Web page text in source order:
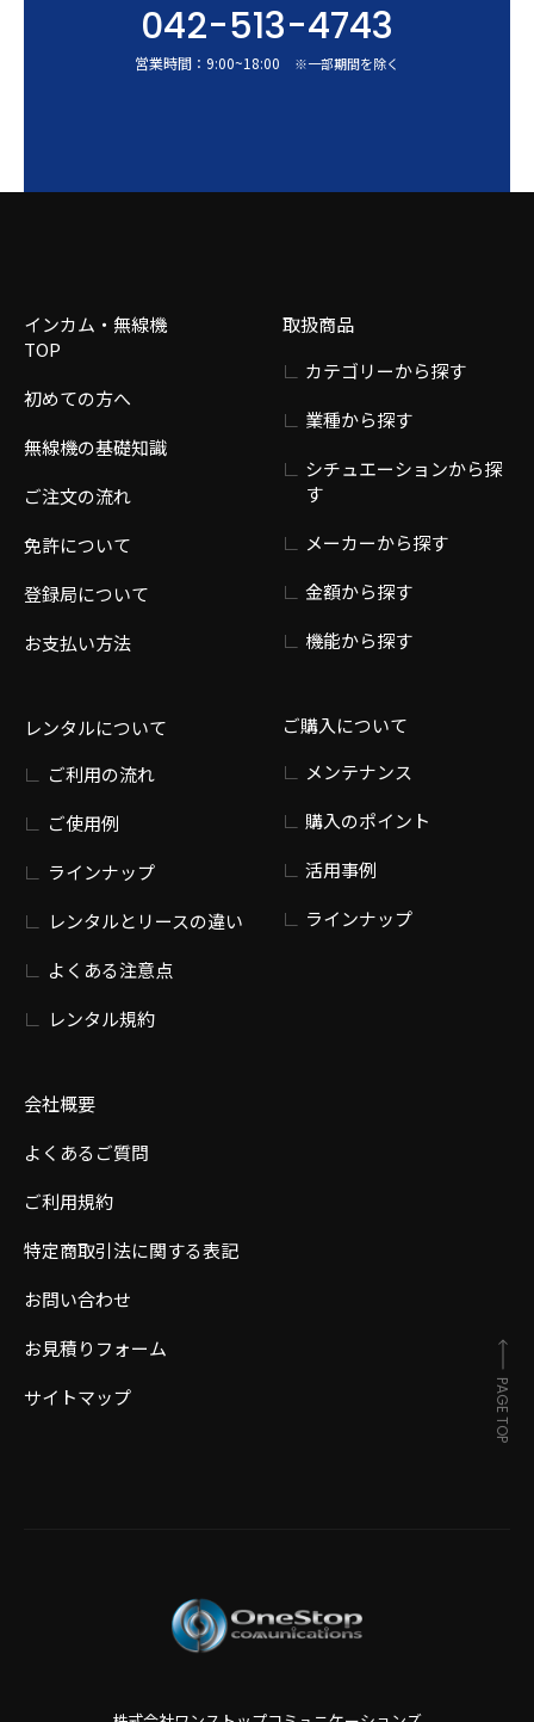
042-513-4743
営業時間： 9:00~18:00 ※一部期間を除く
インカム・無線機
TOP
初めての方へ
無線機の基礎知識
ご注文の流れ
免許について
登録局について
お支払い方法
レンタルについて
ご利用の流れ
ご使用例
ラインナップ
レンタルとリースの違い
よくある注意点
レンタル規約
会社概要
よくあるご質問
ご利用規約
特定商取引法に関する表記
お問い合わせ
お見積りフォーム
サイトマップ
取扱商品
カテゴリーから探す
業種から探す
シチュエーションから探
す
メーカーから探す
金額から探す
機能から探す
ご購入について
メンテナンス
購入のポイント
活用事例
ラインナップ
PAGE TOP